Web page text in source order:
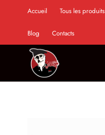
Accueil Tous les produits
Blog Contacts